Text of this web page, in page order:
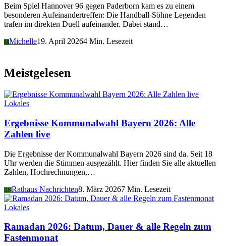
Beim Spiel Hannover 96 gegen Paderborn kam es zu einem
besonderen Aufeinandertreffen: Die Handball-Söhne Legenden
trafen im direkten Duell aufeinander. Dabei stand…
MMichelle19. April 20264 Min. Lesezeit
Meistgelesen
Lokales
Ergebnisse Kommunalwahl Bayern 2026: Alle
Zahlen live
Die Ergebnisse der Kommunalwahl Bayern 2026 sind da. Seit 18
Uhr werden die Stimmen ausgezählt. Hier finden Sie alle aktuellen
Zahlen, Hochrechnungen,…
RNRathaus Nachrichten8. März 20267 Min. Lesezeit
Lokales
Ramadan 2026: Datum, Dauer & alle Regeln zum
Fastenmonat